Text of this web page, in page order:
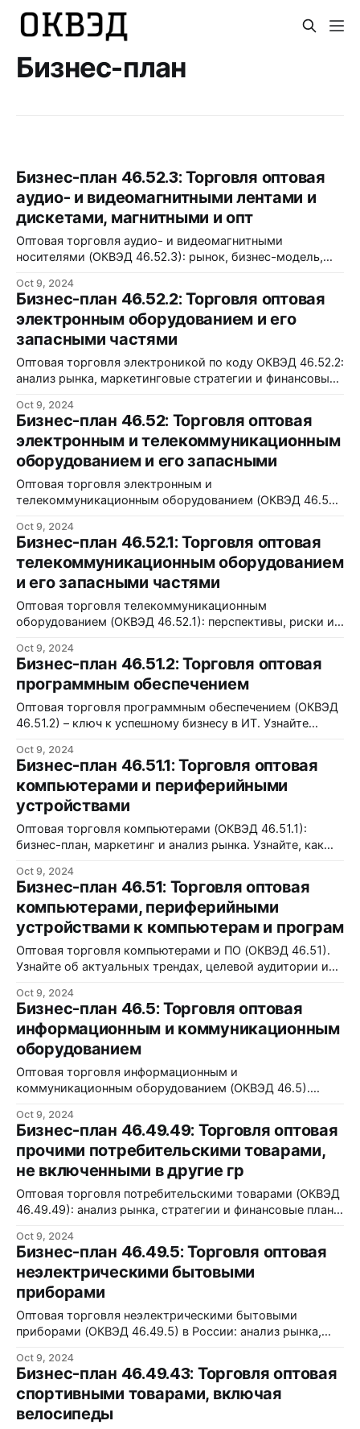
Бизнес-план
Бизнес-план 46.52.3: Торговля оптовая
аудио- и видеомагнитными лентами и
дискетами, магнитными и опт
Оптовая торговля аудио- и видеомагнитными
носителями (ОКВЭД 46.52.3): рынок, бизнес-модель,
Oct 9, 2024
Бизнес-план 46.52.2: Торговля оптовая
электронным оборудованием и его
запасными частями
Оптовая торговля электроникой по коду ОКВЭД 46.52.2:
анализ рынка, маркетинговые стратегии и финансовый
Oct 9, 2024
Бизнес-план 46.52: Торговля оптовая
электронным и телекоммуникационным
оборудованием и его запасными
Оптовая торговля электронным и
телекоммуникационным оборудованием (ОКВЭД 46.52):
Oct 9, 2024
Бизнес-план 46.52.1: Торговля оптовая
телекоммуникационным оборудованием
и его запасными частями
Оптовая торговля телекоммуникационным
оборудованием (ОКВЭД 46.52.1): перспективы, риски и
Oct 9, 2024
Бизнес-план 46.51.2: Торговля оптовая
программным обеспечением
Оптовая торговля программным обеспечением (ОКВЭД
46.51.2) – ключ к успешному бизнесу в ИТ. Узнайте
Oct 9, 2024
Бизнес-план 46.51.1: Торговля оптовая
компьютерами и периферийными
устройствами
Оптовая торговля компьютерами (ОКВЭД 46.51.1):
бизнес-план, маркетинг и анализ рынка. Узнайте, как
Oct 9, 2024
Бизнес-план 46.51: Торговля оптовая
компьютерами, периферийными
устройствами к компьютерам и програм
Оптовая торговля компьютерами и ПО (ОКВЭД 46.51).
Узнайте об актуальных трендах, целевой аудитории и
Oct 9, 2024
Бизнес-план 46.5: Торговля оптовая
информационным и коммуникационным
оборудованием
Оптовая торговля информационным и
коммуникационным оборудованием (ОКВЭД 46.5).
операционный план.
Oct 9, 2024
Бизнес-план 46.49.49: Торговля оптовая
прочими потребительскими товарами,
не включенными в другие гр
Оптовая торговля потребительскими товарами (ОКВЭД
46.49.49): анализ рынка, стратегии и финансовые планы
Oct 9, 2024
Бизнес-план 46.49.5: Торговля оптовая
неэлектрическими бытовыми
приборами
Оптовая торговля неэлектрическими бытовыми
приборами (ОКВЭД 46.49.5) в России: анализ рынка,
Oct 9, 2024
Бизнес-план 46.49.43: Торговля оптовая
спортивными товарами, включая
велосипеды